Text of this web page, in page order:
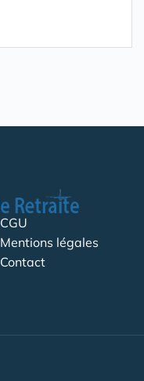
CGU
Mentions légales
Contact